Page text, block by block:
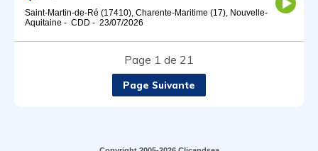
Saint-Martin-de-Ré (17410), Charente-Maritime (17), Nouvelle-
Aquitaine - CDD - 23/07/2026
Page 1 de 21
Page Suivante